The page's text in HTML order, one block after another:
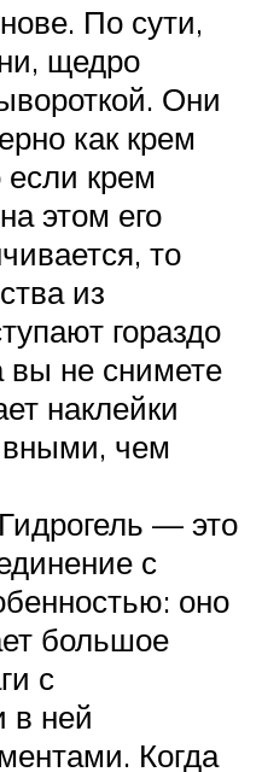
По сути,
щедро
Они
как крем
если крем
этом его
то
из
гораздо
не снимете
наклейки
чем
— это
с
оно
большое
с
в ней
Когда